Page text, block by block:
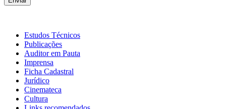
Estudos Técnicos
Publicações
Auditor em Pauta
Imprensa
Ficha Cadastral
Jurídico
Cinemateca
Cultura